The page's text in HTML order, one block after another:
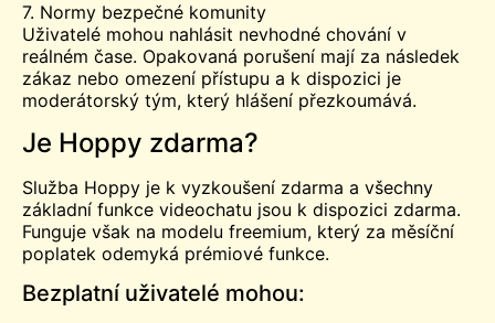
7. Normy bezpečné komunity
Uživatelé mohou nahlásit nevhodné chování v
reálném čase. Opakovaná porušení mají za následek
zákaz nebo omezení přístupu a k dispozici je
moderátorský tým, který hlášení přezkoumává.
Je Hoppy zdarma?
Služba Hoppy je k vyzkoušení zdarma a všechny
základní funkce videochatu jsou k dispozici zdarma.
Funguje však na modelu freemium, který za měsíční
poplatek odemyká prémiové funkce.
Bezplatní uživatelé mohou: